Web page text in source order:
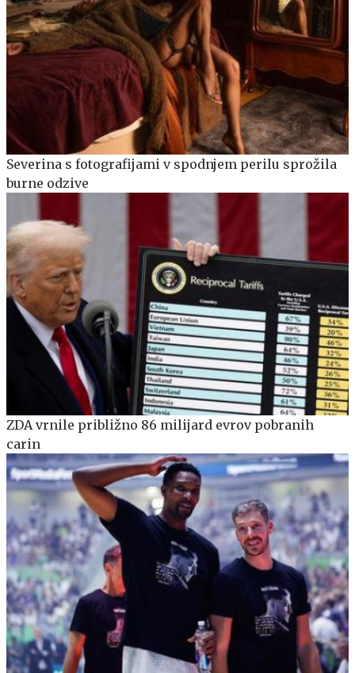
Severina s fotografijami v spodnjem perilu sprožila
burne odzive
ZDA vrnile približno 86 milijard evrov pobranih
carin